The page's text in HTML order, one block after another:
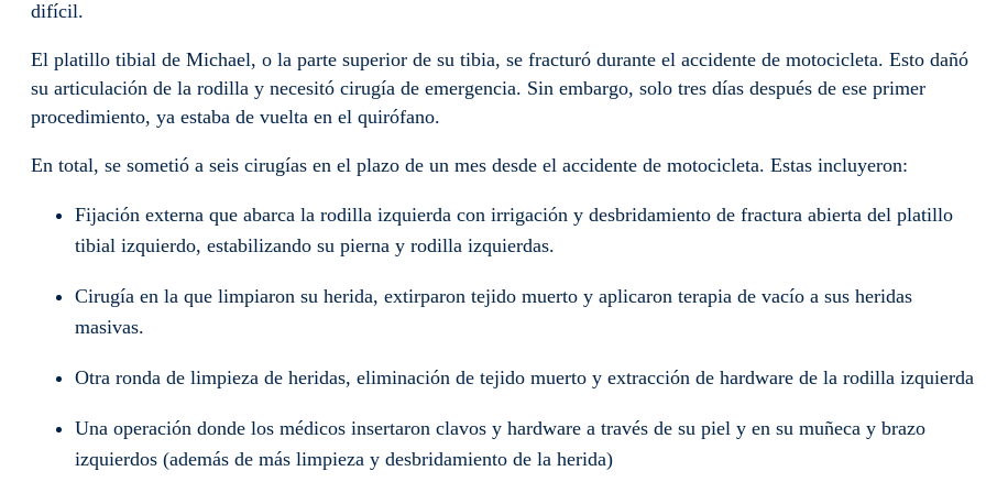
difícil.
El platillo tibial de Michael, o la parte superior de su tibia, se fracturó durante el accidente de motocicleta. Esto dañó
su articulación de la rodilla y necesitó cirugía de emergencia. Sin embargo, solo tres días después de ese primer
procedimiento, ya estaba de vuelta en el quirófano.
En total, se sometió a seis cirugías en el plazo de un mes desde el accidente de motocicleta. Estas incluyeron:
Fijación externa que abarca la rodilla izquierda con irrigación y desbridamiento de fractura abierta del platillo
tibial izquierdo, estabilizando su pierna y rodilla izquierdas.
Cirugía en la que limpiaron su herida, extirparon tejido muerto y aplicaron terapia de vacío a sus heridas
masivas.
Otra ronda de limpieza de heridas, eliminación de tejido muerto y extracción de hardware de la rodilla izquierda
Una operación donde los médicos insertaron clavos y hardware a través de su piel y en su muñeca y brazo
izquierdos (además de más limpieza y desbridamiento de la herida)